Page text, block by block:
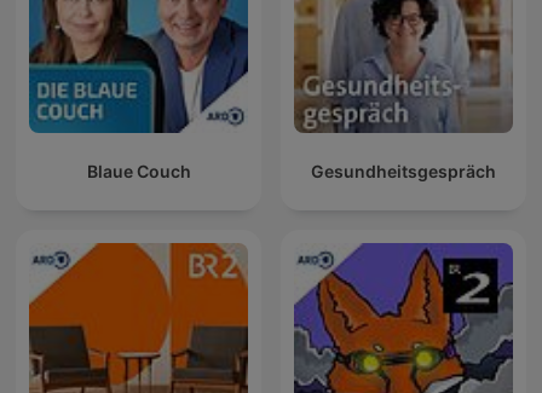
Blaue Couch Gesundheitsgespräch